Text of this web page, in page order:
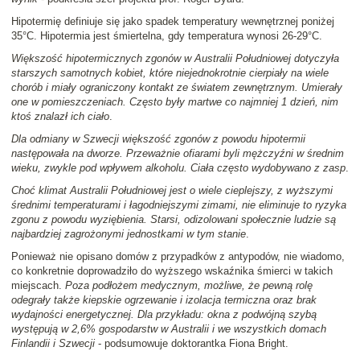
Hipotermię definiuje się jako spadek temperatury wewnętrznej poniżej
35°C. Hipotermia jest śmiertelna, gdy temperatura wynosi 26-29°C.
Większość hipotermicznych zgonów w Australii Południowej dotyczyła
starszych samotnych kobiet, które niejednokrotnie cierpiały na wiele
chorób i miały ograniczony kontakt ze światem zewnętrznym. Umierały
one w pomieszczeniach. Często były martwe co najmniej 1 dzień, nim
ktoś znalazł ich ciało.
Dla odmiany w Szwecji większość zgonów z powodu hipotermii
następowała na dworze. Przeważnie ofiarami byli mężczyźni w średnim
wieku, zwykle pod wpływem alkoholu. Ciała często wydobywano z zasp.
Choć klimat Australii Południowej jest o wiele cieplejszy, z wyższymi
średnimi temperaturami i łagodniejszymi zimami, nie eliminuje to ryzyka
zgonu z powodu wyziębienia. Starsi, odizolowani społecznie ludzie są
najbardziej zagrożonymi jednostkami w tym stanie.
Ponieważ nie opisano domów z przypadków z antypodów, nie wiadomo,
co konkretnie doprowadziło do wyższego wskaźnika śmierci w takich
miejscach. Poza podłożem medycznym, możliwe, że pewną rolę
odegrały także kiepskie ogrzewanie i izolacja termiczna oraz brak
wydajności energetycznej. Dla przykładu: okna z podwójną szybą
występują w 2,6% gospodarstw w Australii i we wszystkich domach
Finlandii i Szwecji - podsumowuje doktorantka Fiona Bright.